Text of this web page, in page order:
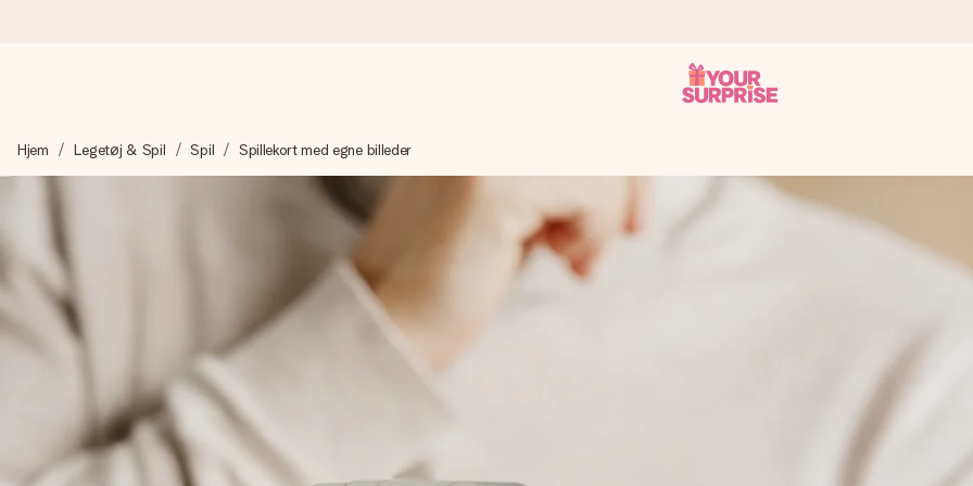
Vi laver din gave med omhu og sender den lynhurtigt – så du kan give den på det helt rette tidspunkt, når den betyder allermest.
4,7 (baseret på +15.000 anmeldelser)
Vores gaver inspirerer. Kunderne giver os 4,7 på Google Reviews.
Gratis kort med hilsen
Lav noget særligt i blot få trin – med hendes navn, et billede af dig eller en besked, der går lige i hendes hjerte. Intet besvær
Hjem Legetøj & Spil Spil Spillekort med egne billeder